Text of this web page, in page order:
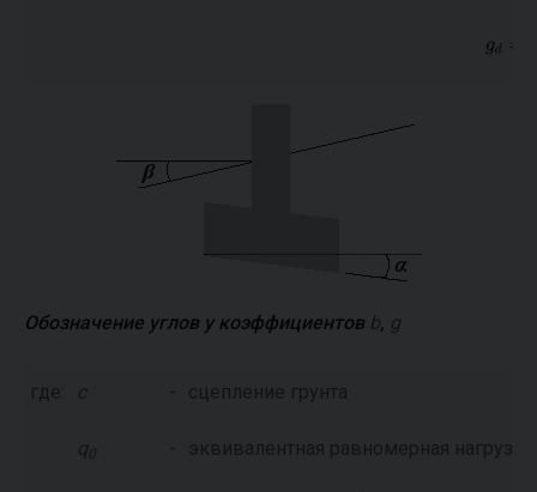
Обозначение углов у коэффициентов b, g
где: c - сцепление грунта
q - эквивалентная равномерная